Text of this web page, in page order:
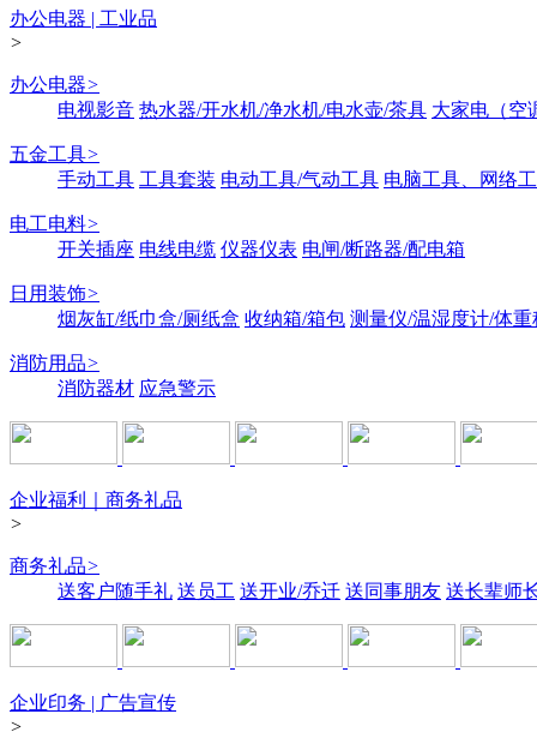
办公电器 | 工业品
>
办公电器>
电视影音 热水器/开水机/净水机/电水壶/茶具 大家电（空
五金工具>
手动工具 工具套装 电动工具/气动工具 电脑工具、网络
电工电料>
开关插座 电线电缆 仪器仪表 电闸/断路器/配电箱
日用装饰>
烟灰缸/纸巾盒/厕纸盒 收纳箱/箱包 测量仪/温湿度计/体重
消防用品>
消防器材 应急警示
企业福利｜商务礼品
>
商务礼品>
送客户随手礼 送员工 送开业/乔迁 送同事朋友 送长辈师
企业印务 | 广告宣传
>